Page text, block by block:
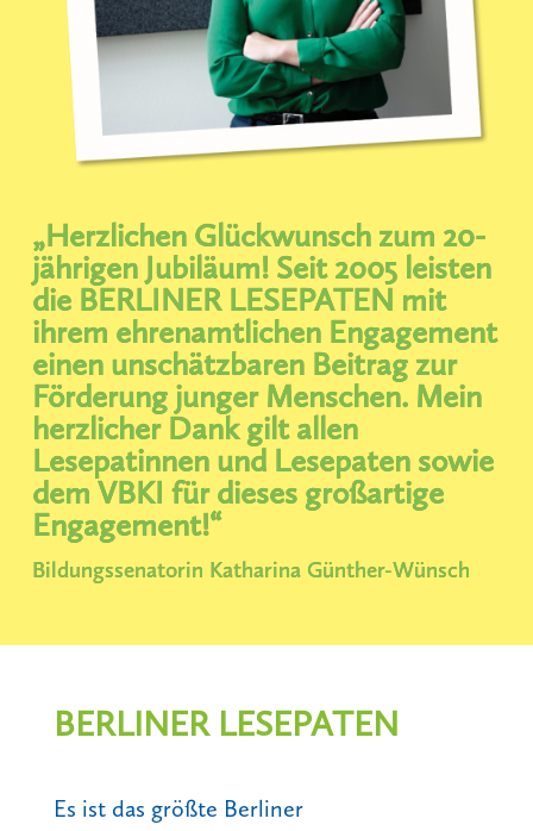
„Herzlichen Glückwunsch zum 20-
jährigen Jubiläum! Seit 2005 leisten
die BERLINER LESEPATEN mit
ihrem ehrenamtlichen Engagement
einen unschätzbaren Beitrag zur
Förderung junger Menschen. Mein
herzlicher Dank gilt allen
Lesepatinnen und Lesepaten sowie
dem VBKI für dieses großartige
Engagement!“
Bildungssenatorin Katharina Günther-Wünsch
BERLINER LESEPATEN
Es ist das größte Berliner